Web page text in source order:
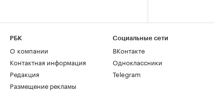
РБК
О компании
Контактная информация
Редакция
Размещение рекламы
Социальные сети
ВКонтакте
Одноклассники
Telegram